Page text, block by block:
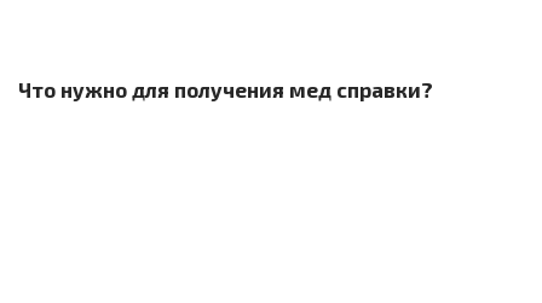
Что нужно для получения мед справки?